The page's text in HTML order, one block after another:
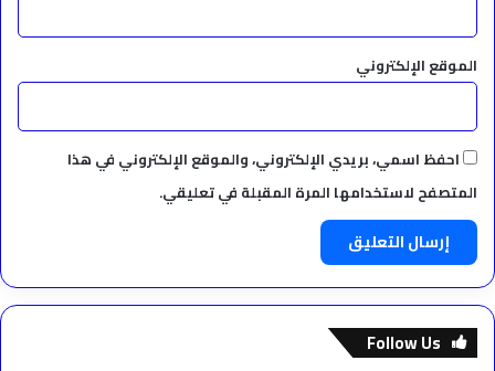
الموقع الإلكتروني
احفظ اسمي، بريدي الإلكتروني، والموقع الإلكتروني في هذا
المتصفح لاستخدامها المرة المقبلة في تعليقي.
Follow Us